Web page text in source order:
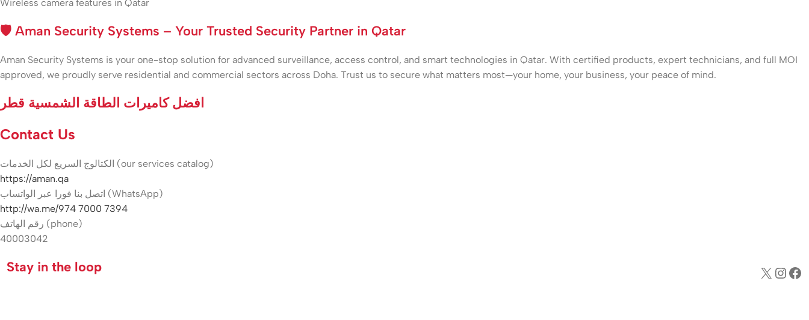
Wireless camera features in Qatar
🛡️ Aman Security Systems – Your Trusted Security Partner in Qatar
Aman Security Systems is your one-stop solution for advanced surveillance, access control, and smart technologies in Qatar. With certified products, expert technicians, and full MOI
approved, we proudly serve residential and commercial sectors across Doha. Trust us to secure what matters most—your home, your business, your peace of mind.
افضل كاميرات الطاقة الشمسية قطر
Contact Us
الكتالوج السريع لكل الخدمات (our services catalog)
https://aman.qa
اتصل بنا فورا عبر الواتساب (WhatsApp)
http://wa.me/974 7000 7394
رقم الهاتف (phone)
40003042
Stay in the loop